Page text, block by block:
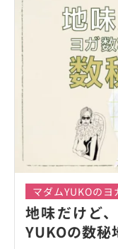
マダムYUKOの
地味だけど
YUKOの数秘